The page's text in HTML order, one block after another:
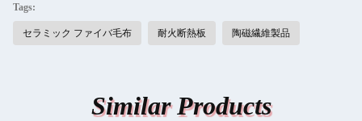
Tags:
セラミック ファイバ毛布 耐火断熱板 陶磁繊維製品
Similar Products